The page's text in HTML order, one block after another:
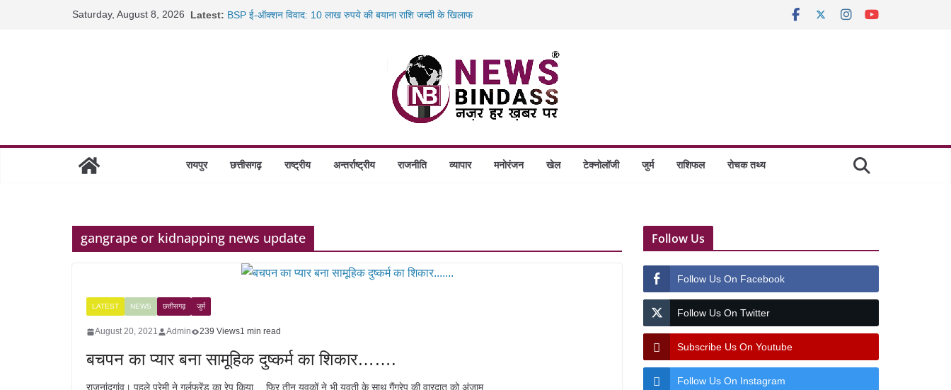
Saturday, August 8, 2026 Latest: BSP ई-ऑक्शन विवाद: 10 लाख रुपये की बयाना राशि जब्ती के खिलाफ
छत्तीसगढ़ में 1460 गोधाम होंगे स्थापित, हर विकासखंड के 10 उत्कृष्ट गोठानों
साइबर ठगी पर दुर्ग पुलिस का बड़ा एक्शन: 13 म्यूल बैंक खाताधारक गिरफ्तार
रायपुर छत्तीसगढ़ राष्ट्रीय अन्तर्राष्ट्रीय राजनीति व्यापार मनोरंजन खेल टेक्नोलॉजी जुर्म राशिफल रोचक तथ्य
gangrape or kidnapping news update
LATEST NEWS छत्तीसगढ़ जुर्म
August 20, 2021 Admin 239 Views1 min read
बचपन का प्यार बना सामूहिक दुष्कर्म का शिकार…….
राजनांदगांव। पहले प्रेमी ने गर्लफ्रेंड का रेप किया….फिर तीन युवकों ने भी युवती के साथ गैंगरेप की वारदात को अंजाम
Follow Us
Follow Us On Facebook
Follow Us On Twitter
Subscribe Us On Youtube
Follow Us On Instagram